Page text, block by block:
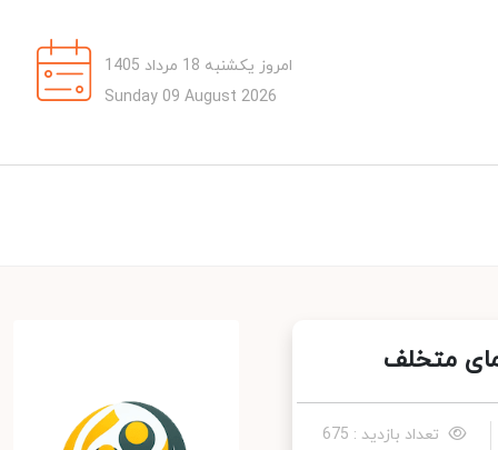
امروز یکشنبه 18 مرداد 1405
Sunday 09 August 2026
متخلف
تعداد بازدید : 675